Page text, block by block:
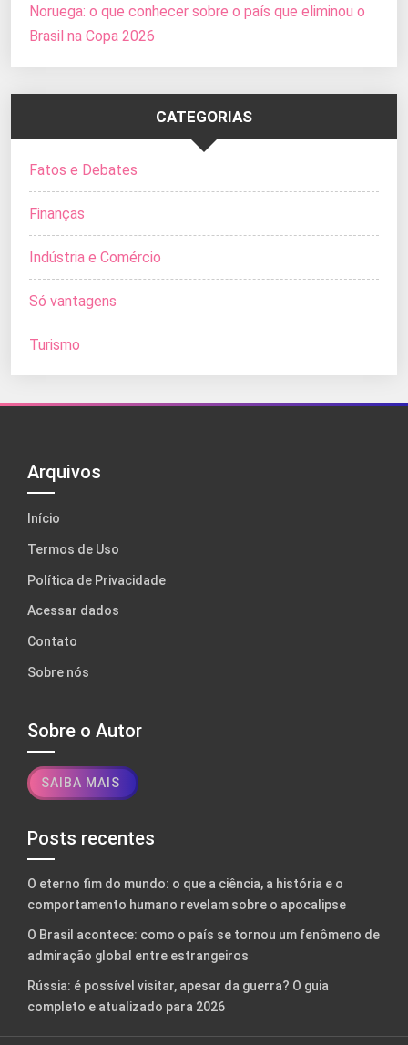
Noruega: o que conhecer sobre o país que eliminou o
Brasil na Copa 2026
CATEGORIAS
Fatos e Debates
Finanças
Indústria e Comércio
Só vantagens
Turismo
Arquivos
Início
Termos de Uso
Política de Privacidade
Acessar dados
Contato
Sobre nós
Sobre o Autor
SAIBA MAIS
Posts recentes
O eterno fim do mundo: o que a ciência, a história e o
comportamento humano revelam sobre o apocalipse
O Brasil acontece: como o país se tornou um fenômeno de
admiração global entre estrangeiros
Rússia: é possível visitar, apesar da guerra? O guia
completo e atualizado para 2026